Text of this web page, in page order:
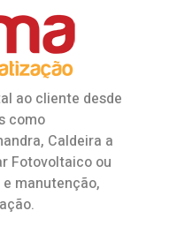
ao cliente desde
como
, Caldeira a
Fotovoltaico ou
manutenção,